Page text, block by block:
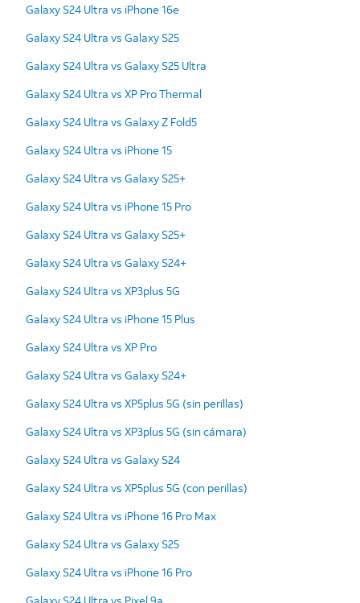
Galaxy S24 Ultra vs iPhone 16e
Galaxy S24 Ultra vs Galaxy S25
Galaxy S24 Ultra vs Galaxy S25 Ultra
Galaxy S24 Ultra vs XP Pro Thermal
Galaxy S24 Ultra vs Galaxy Z Fold5
Galaxy S24 Ultra vs iPhone 15
Galaxy S24 Ultra vs Galaxy S25+
Galaxy S24 Ultra vs iPhone 15 Pro
Galaxy S24 Ultra vs Galaxy S25+
Galaxy S24 Ultra vs Galaxy S24+
Galaxy S24 Ultra vs XP3plus 5G
Galaxy S24 Ultra vs iPhone 15 Plus
Galaxy S24 Ultra vs XP Pro
Galaxy S24 Ultra vs Galaxy S24+
Galaxy S24 Ultra vs XP5plus 5G (sin perillas)
Galaxy S24 Ultra vs XP3plus 5G (sin cámara)
Galaxy S24 Ultra vs Galaxy S24
Galaxy S24 Ultra vs XP5plus 5G (con perillas)
Galaxy S24 Ultra vs iPhone 16 Pro Max
Galaxy S24 Ultra vs Galaxy S25
Galaxy S24 Ultra vs iPhone 16 Pro
Galaxy S24 Ultra vs Pixel 9a